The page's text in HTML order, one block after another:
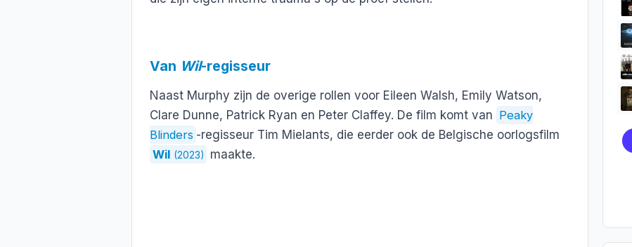
Van Wil-regisseur
Naast Murphy zijn de overige rollen voor Eileen Walsh, Emily Watson,
Clare Dunne, Patrick Ryan en Peter Claffey. De film komt van Peaky
Blinders -regisseur Tim Mielants, die eerder ook de Belgische oorlogsfilm
Wil (2023) maakte.